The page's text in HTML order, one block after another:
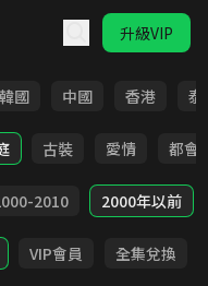
升級VIP
韓國 中國 香港 泰
古裝 愛情 都會
2010 2000年以前
VIP會員 全集兌換